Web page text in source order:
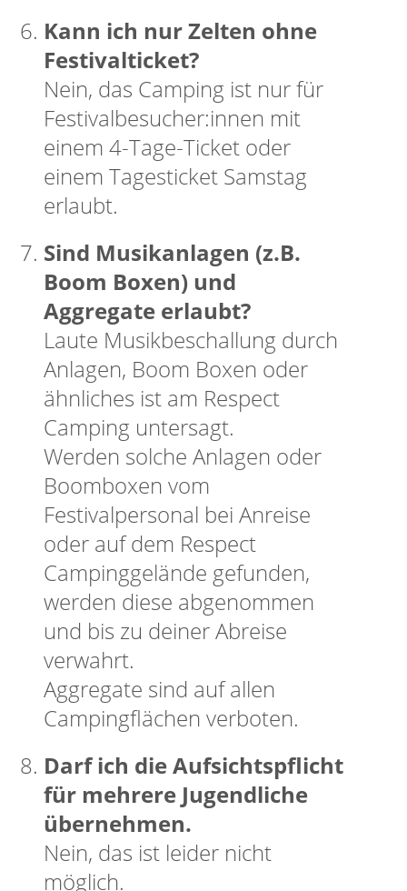
Kann ich nur Zelten ohne
Festivalticket?
Nein, das Camping ist nur für
Festivalbesucher:innen mit
einem 4-Tage-Ticket oder
einem Tagesticket Samstag
erlaubt.
Sind Musikanlagen (z.B.
Boom Boxen) und
Aggregate erlaubt?
Laute Musikbeschallung durch
Anlagen, Boom Boxen oder
ähnliches ist am Respect
Camping untersagt.
Werden solche Anlagen oder
Boomboxen vom
Festivalpersonal bei Anreise
oder auf dem Respect
Campinggelände gefunden,
werden diese abgenommen
und bis zu deiner Abreise
verwahrt.
Aggregate sind auf allen
Campingflächen verboten.
Darf ich die Aufsichtspflicht
für mehrere Jugendliche
übernehmen.
Nein, das ist leider nicht
möglich.